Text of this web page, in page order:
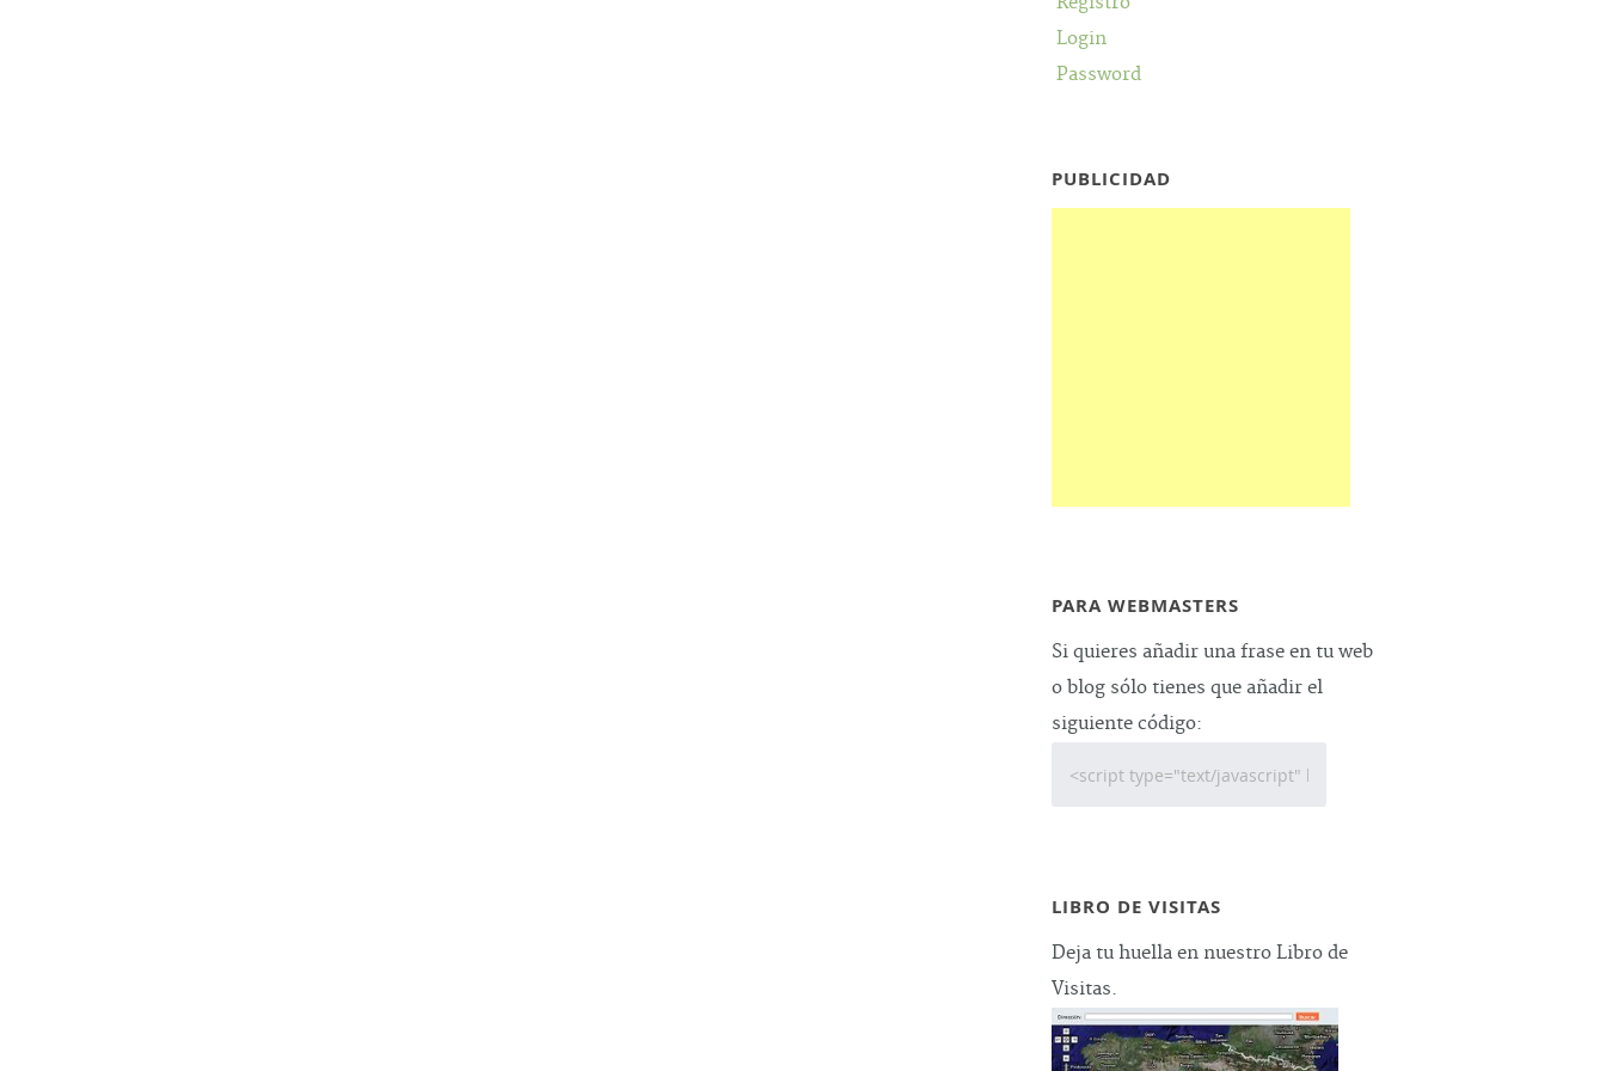
Login
Password
PUBLICIDAD
PARA WEBMASTERS
Si quieres añadir una frase en tu web
o blog sólo tienes que añadir el
siguiente código:
LIBRO DE VISITAS
Deja tu huella en nuestro Libro de
Visitas.